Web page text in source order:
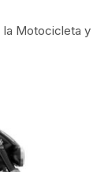
la Motocicleta y